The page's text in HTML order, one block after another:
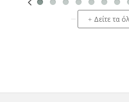
+ Δείτε τα